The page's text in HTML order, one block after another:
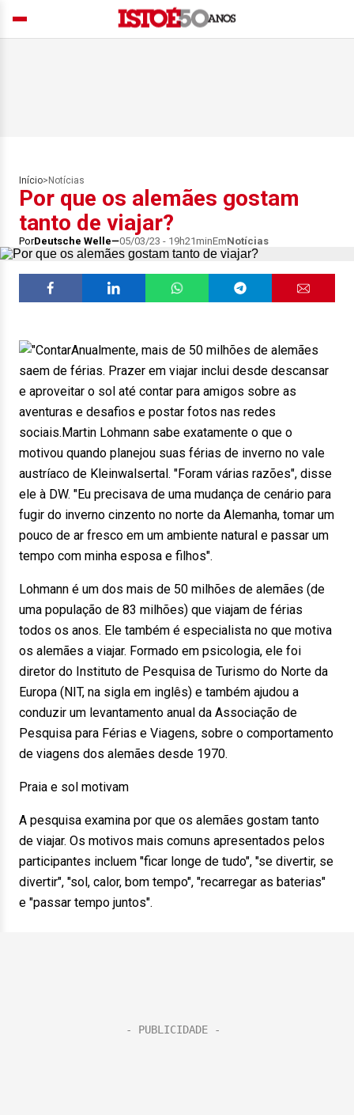
Início> Notícias
Por que os alemães gostam
tanto de viajar?
PorDeutsche Welle 05/03/23 - 19h21minEmNotícias
Anualmente, mais de 50 milhões de alemães
saem de férias. Prazer em viajar inclui desde descansar
e aproveitar o sol até contar para amigos sobre as
aventuras e desafios e postar fotos nas redes
sociais.Martin Lohmann sabe exatamente o que o
motivou quando planejou suas férias de inverno no vale
austríaco de Kleinwalsertal. "Foram várias razões", disse
ele à DW. "Eu precisava de uma mudança de cenário para
fugir do inverno cinzento no norte da Alemanha, tomar um
pouco de ar fresco em um ambiente natural e passar um
tempo com minha esposa e filhos".
Lohmann é um dos mais de 50 milhões de alemães (de
uma população de 83 milhões) que viajam de férias
todos os anos. Ele também é especialista no que motiva
os alemães a viajar. Formado em psicologia, ele foi
diretor do Instituto de Pesquisa de Turismo do Norte da
Europa (NIT, na sigla em inglês) e também ajudou a
conduzir um levantamento anual da Associação de
Pesquisa para Férias e Viagens, sobre o comportamento
de viagens dos alemães desde 1970.
Praia e sol motivam
A pesquisa examina por que os alemães gostam tanto
de viajar. Os motivos mais comuns apresentados pelos
participantes incluem "ficar longe de tudo", "se divertir, se
divertir", "sol, calor, bom tempo", "recarregar as baterias"
e "passar tempo juntos".